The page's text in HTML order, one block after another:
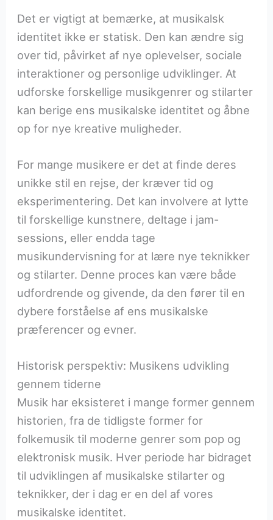
Det er vigtigt at bemærke, at musikalsk
identitet ikke er statisk. Den kan ændre sig
over tid, påvirket af nye oplevelser, sociale
interaktioner og personlige udviklinger. At
udforske forskellige musikgenrer og stilarter
kan berige ens musikalske identitet og åbne
op for nye kreative muligheder.
For mange musikere er det at finde deres
unikke stil en rejse, der kræver tid og
eksperimentering. Det kan involvere at lytte
til forskellige kunstnere, deltage i jam-
sessions, eller endda tage
musikundervisning for at lære nye teknikker
og stilarter. Denne proces kan være både
udfordrende og givende, da den fører til en
dybere forståelse af ens musikalske
præferencer og evner.
Historisk perspektiv: Musikens udvikling
gennem tiderne
Musik har eksisteret i mange former gennem
historien, fra de tidligste former for
folkemusik til moderne genrer som pop og
elektronisk musik. Hver periode har bidraget
til udviklingen af musikalske stilarter og
teknikker, der i dag er en del af vores
musikalske identitet.